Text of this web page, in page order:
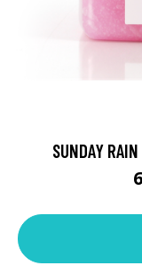
SUNDAY